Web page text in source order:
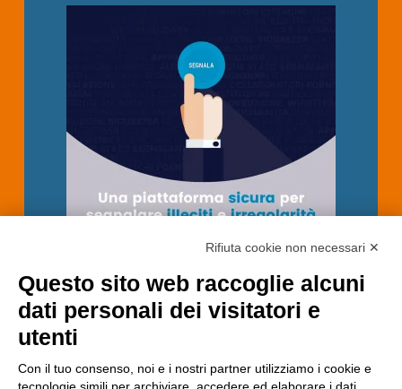
Rifiuta cookie non necessari ✕
Questo sito web raccoglie alcuni
dati personali dei visitatori e
utenti
Con il tuo consenso, noi e i nostri partner utilizziamo i cookie e